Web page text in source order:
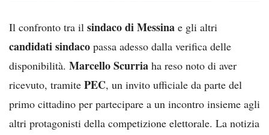
Il confronto tra il sindaco di Messina e gli altri
candidati sindaco passa adesso dalla verifica delle
disponibilità. Marcello Scurria ha reso noto di aver
ricevuto, tramite PEC, un invito ufficiale da parte del
primo cittadino per partecipare a un incontro insieme agli
altri protagonisti della competizione elettorale. La notizia